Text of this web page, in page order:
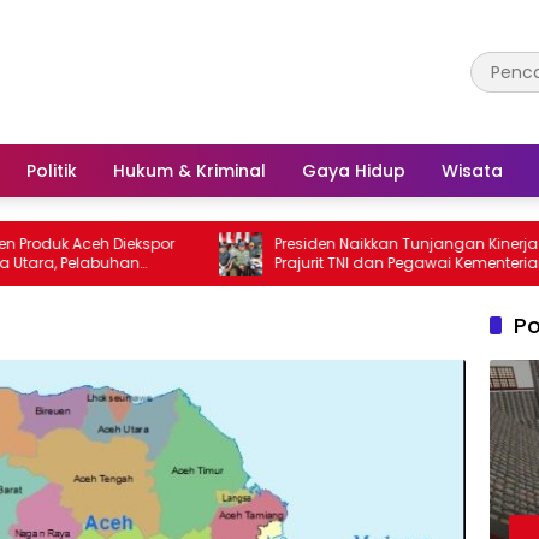
Politik Hukum & Kriminal Gaya Hidup Wisata
Diekspor
Utama
Presiden Naikkan Tunjangan Kinerja
Prajurit TNI dan Pegawai Kementerian
Pertahanan